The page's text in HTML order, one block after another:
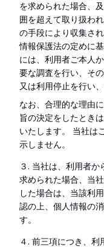
を求められた場合、
囲を超えて取り扱わ
の手段により収集さ
情報保護法の定めに
には、利用者ご本人
要な調査を行い、そ
又は利用停止を行い
なお、合理的な理由
旨の決定をしたとき
いたします。 当社は
示しません。
３. 当社は、利用者
求められた場合、当
した場合は、当該利
認の上、個人情報の
す。
４. 前三項につき、